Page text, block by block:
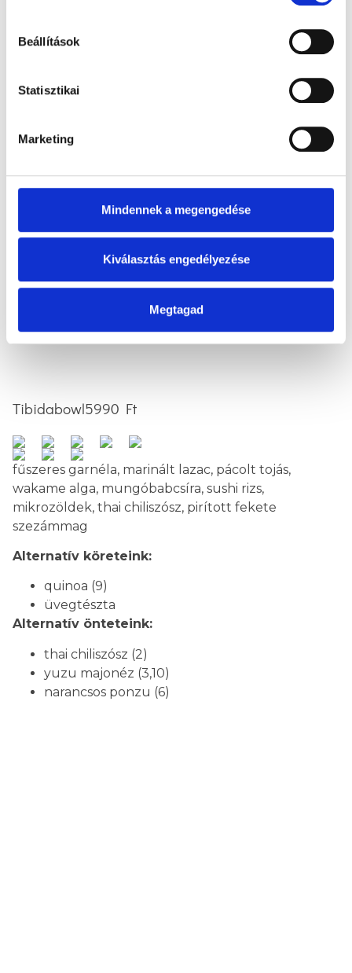
Beállítások
Statisztikai
Marketing
Mindennek a megengedése
Kiválasztás engedélyezése
Megtagad
thai chiliszósz (2)
Tibidabowl5990 Ft
fűszeres garnéla, marinált lazac, pácolt tojás,
wakame alga, mungóbabcsíra, sushi rizs,
mikrozöldek, thai chiliszósz, pirított fekete
szezámmag
Alternatív köreteink:
quinoa (9)
üvegtészta
Alternatív önteteink:
thai chiliszósz (2)
yuzu majonéz (3,10)
narancsos ponzu (6)